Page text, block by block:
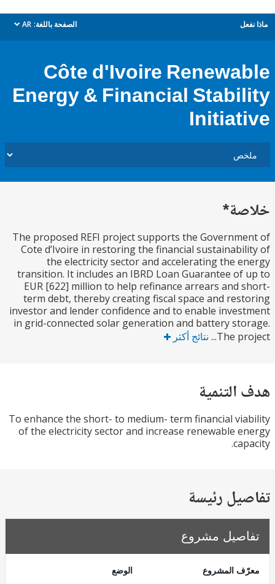
الصفحة باللغة: AR
dropdown
Côte d'Ivoire
Energy & Financial
The proposed REFI project supports the
Cote d’Ivoire in restoring the financial
the electricity sector and accelerating the
transition. It includes an IBRD Loan Guarantee
EUR [622] million to help refinance arrears and
term debt, thereby creating fiscal space and
investor and lender confidence and to enable
in grid-connected solar generation and battery
The نتائج أكثر
To enhance the short- to medium- term financial
of the electricity sector and increase renewable
رئيسة
مشروع
المشروع